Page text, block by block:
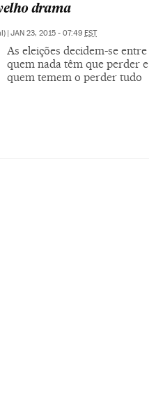
drama
| JAN 23, 2015 - 07:49 EST
As eleições decidem-se entre
quem nada têm que perder e
quem temem o perder tudo